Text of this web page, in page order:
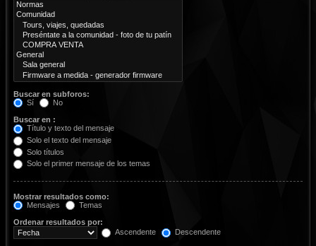
Buscar en subforos:
Sí
No
Buscar en :
Título y texto del mensaje
Solo el texto del mensaje
Solo títulos
Solo el primer mensaje de los temas
Mostrar resultados como:
Mensajes
Temas
Ordenar resultados por:
Ascendente
Descendente